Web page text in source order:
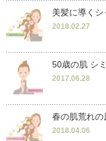
美髪に導く
2018.02.27
50歳の肌 シ
2017.06.28
春の肌荒れ
2018.04.06